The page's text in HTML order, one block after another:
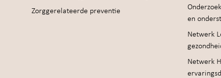
Zorggerelateerde preventie
en
Netwerk
Netwerk